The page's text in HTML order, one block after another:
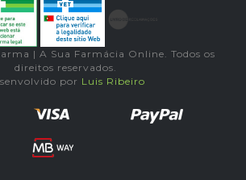
| A Sua Farmácia Online. Todos os
direitos reservados.
por Luis Ribeiro